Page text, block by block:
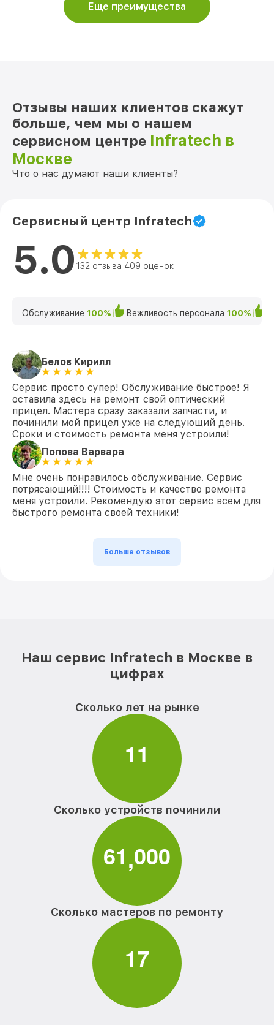
Еще преимущества
Отзывы наших клиентов скажут
больше, чем мы о нашем
сервисном центре Infratech в
Москве
Что о нас думают наши клиенты?
Сервисный центр Infratech
5.0 132 отзыва 409 оценок
Обслуживание 100% Вежливость персонала 100%
Белов Кирилл
Сервис просто супер! Обслуживание быстрое! Я
оставила здесь на ремонт свой оптический
прицел. Мастера сразу заказали запчасти, и
починили мой прицел уже на следующий день.
Сроки и стоимость ремонта меня устроили!
Попова Варвара
Мне очень понравилось обслуживание. Сервис
потрясающий!!!! Стоимость и качество ремонта
меня устроили. Рекомендую этот сервис всем для
быстрого ремонта своей техники!
Больше отзывов
Наш сервис Infratech в Москве в
цифрах
Сколько лет на рынке
11
Сколько устройств починили
61,000
Сколько мастеров по ремонту
17